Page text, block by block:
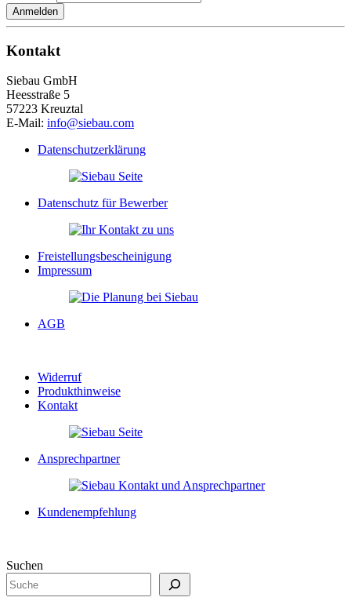
Anmelden
Kontakt
Siebau GmbH
Heesstraße 5
57223 Kreuztal
E-Mail: info@siebau.com
Datenschutzerklärung
Datenschutz für Bewerber
Freistellungsbescheinigung
Impressum
AGB
Widerruf
Produkthinweise
Kontakt
Ansprechpartner
Kundenempfehlung
Suchen